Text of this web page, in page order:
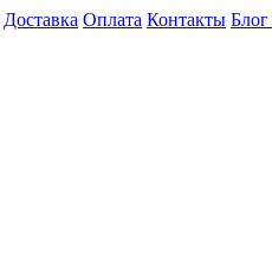
Доставка Оплата Контакты Блог